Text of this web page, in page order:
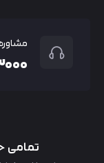
تمامی